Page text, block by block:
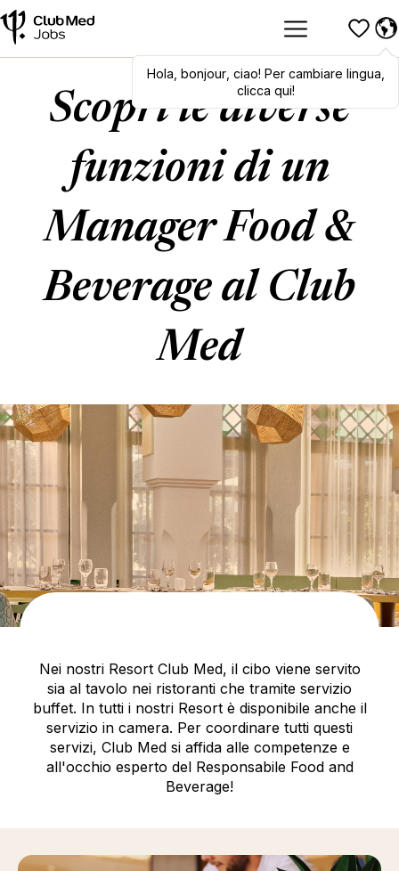
Hola,bonjour,ciao! To switch
languages, click here!
Hola bonjour, ciao! Per cambiare lingua,
clicca qui!
Scopri le diverse
funzioni di un
Manager Food &
Beverage al Club
Med
Nei nostri Resort Club Med, il cibo viene servito
sia al tavolo nei ristoranti che tramite servizio
buffet. In tutti i nostri Resort è disponibile anche il
servizio in camera. Per coordinare tutti questi
servizi, Club Med si affida alle competenze e
all'occhio esperto del Responsabile Food and
Beverage!